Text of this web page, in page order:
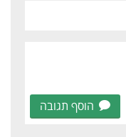
הוסף תגובה